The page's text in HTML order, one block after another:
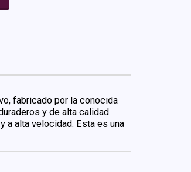
fabricado por la conocida
y de alta calidad
a alta velocidad. Esta es una